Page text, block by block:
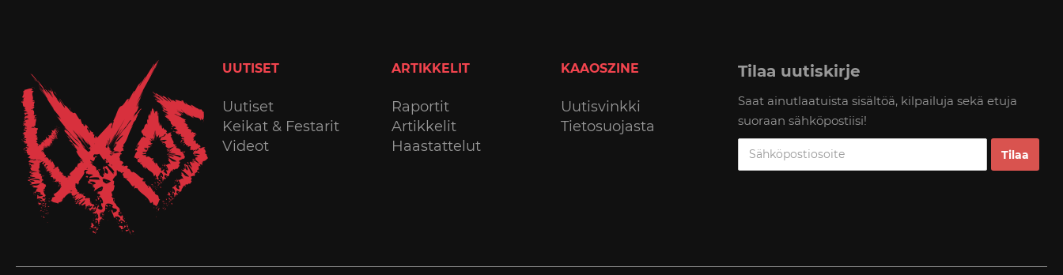
UUTISET
Uutiset
Keikat & Festarit
Videot
ARTIKKELIT
Raportit
Artikkelit
Haastattelut
KAAOSZINE
Uutisvinkki
Tietosuojasta
Tilaa uutiskirje
Saat ainutlaatuista sisältöä, kilpailuja sekä etuja
suoraan sähköpostiisi!